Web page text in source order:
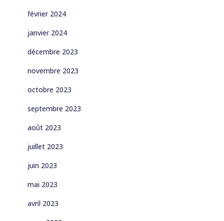
février 2024
janvier 2024
décembre 2023
novembre 2023
octobre 2023
septembre 2023
août 2023
juillet 2023
juin 2023
mai 2023
avril 2023